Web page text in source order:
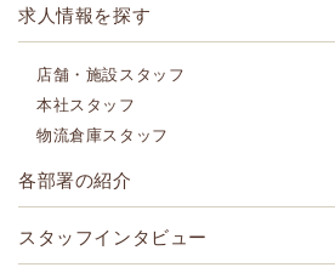
求人情報を探す
店舗・施設スタッフ
本社スタッフ
物流倉庫スタッフ
各部署の紹介
スタッフインタビュー